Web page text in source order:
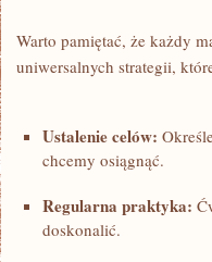
Warto pamiętać, że każdy
uniwersalnych⁣ strategii,
Ustalenie celów:
chcemy osiągnąć.
Regularna praktyka:
doskonalić.